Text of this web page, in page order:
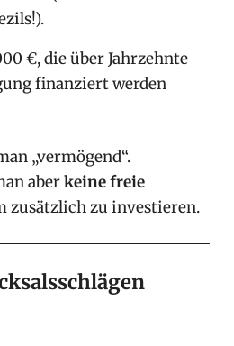
€, die über Jahrzehnte
finanziert werden
„vermögend“.
aberkeine freie
zusätzlich zu investieren.